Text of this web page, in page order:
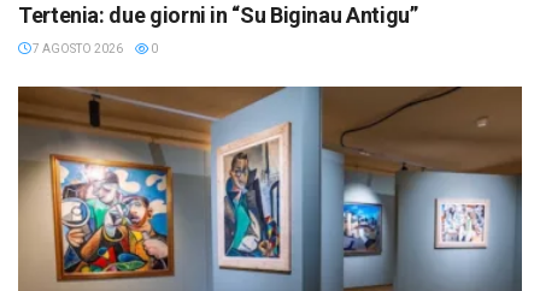
Tertenia: due giorni in “Su Biginau Antigu”
7 AGOSTO 2026 0